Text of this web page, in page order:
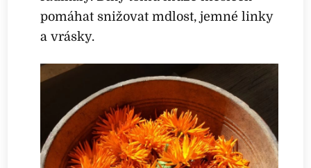
pomáhat snižovat mdlost, jemné linky
a vrásky.